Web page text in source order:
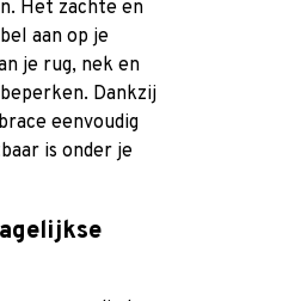
Het zachte en
aan op je
je rug, nek en
Dankzij
eenvoudig
is onder je